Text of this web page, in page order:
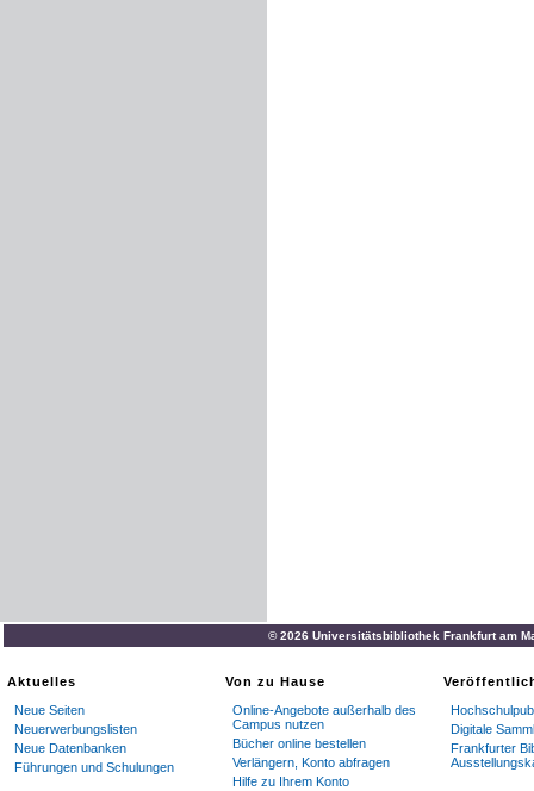
© 2026 Universitätsbibliothek Frankfurt am
Aktuelles
Neue Seiten
Neuerwerbungslisten
Neue Datenbanken
Führungen und Schulungen
Von zu Hause
Online-Angebote außerhalb des
Campus nutzen
Bücher online bestellen
Verlängern, Konto abfragen
Hilfe zu Ihrem Konto
Digitale
Frankfurter